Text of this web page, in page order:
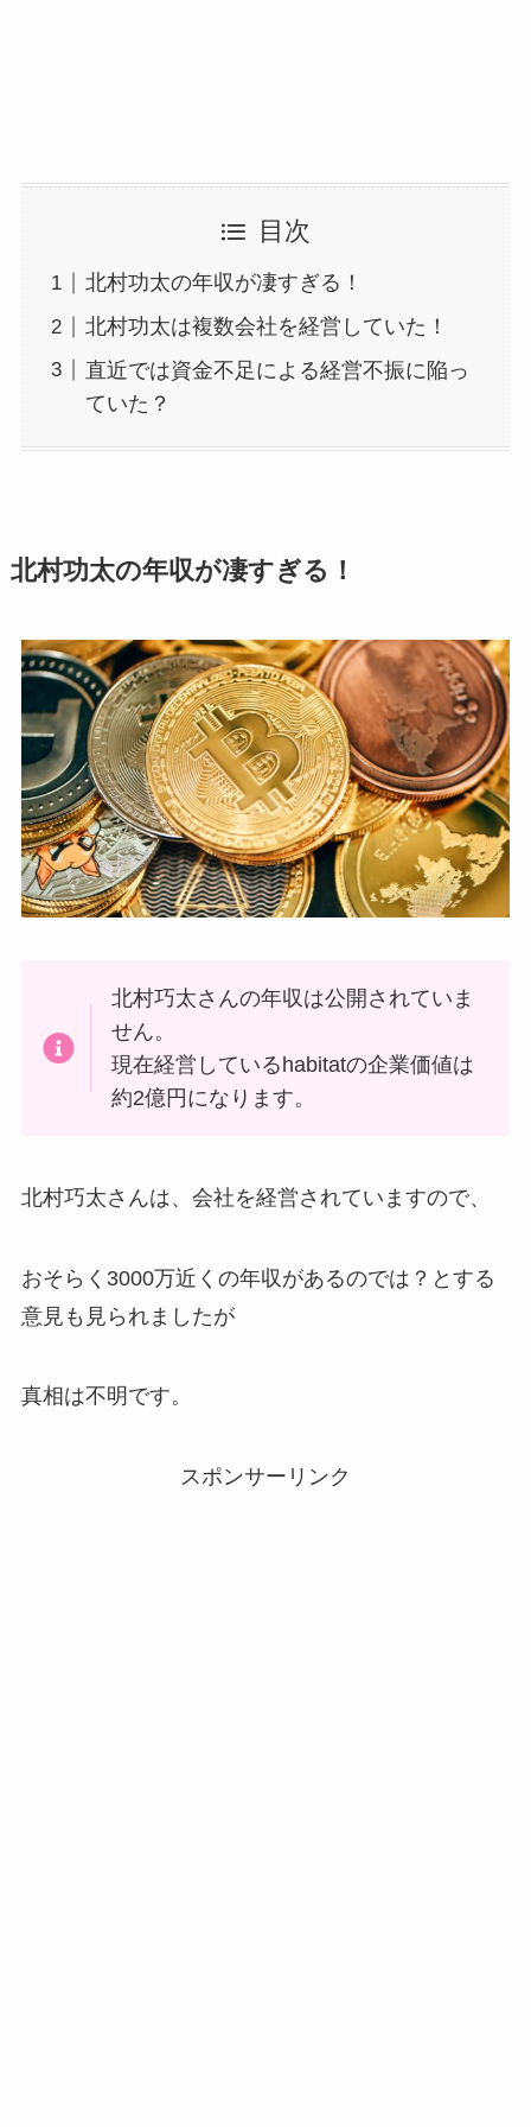
目次
北村功太の年収が凄すぎる！
北村功太は複数会社を経営していた！
直近では資金不足による経営不振に陥っ
ていた？
北村功太の年収が凄すぎる！
北村巧太さんの年収は公開されていま
せん。
現在経営しているhabitatの企業価値は
約2億円になります。
北村巧太さんは、会社を経営されていますので、
おそらく3000万近くの年収があるのでは？とする
意見も見られましたが
真相は不明です。
スポンサーリンク